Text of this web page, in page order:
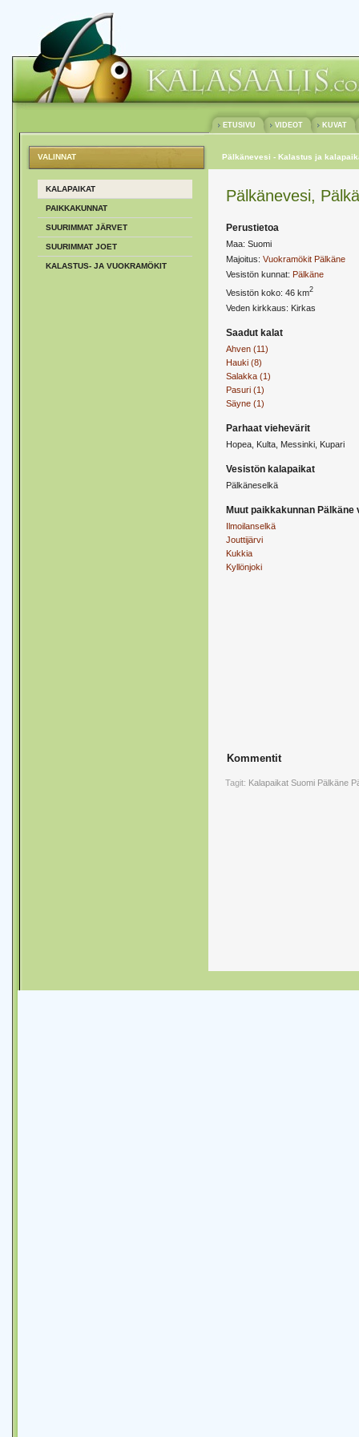
ETUSIVU VIDEOT KUVAT
VALINNAT
KALAPAIKAT
PAIKKAKUNNAT
SUURIMMAT JÄRVET
SUURIMMAT JOET
KALASTUS- JA VUOKRAMÖKIT
Pälkänevesi - Kalastus ja
Pälkänevesi,
Perustietoa
Maa: Suomi
Majoitus: Vuokramökit Pälkäne
Vesistön kunnat: Pälkäne
Vesistön koko: 46 km2
Veden kirkkaus: Kirkas
Saadut kalat
Ahven (11)
Hauki (8)
Salakka (1)
Pasuri (1)
Säyne (1)
Parhaat viehevärit
Hopea, Kulta, Messinki, Kupari
Vesistön kalapaikat
Pälkäneselkä
Muut paikkakunnan Pälkäne
Ilmoilanselkä
Jouttijärvi
Kukkia
Kyllönjoki
Kommentit
Tagit: Kalapaikat Suomi Pälkäne